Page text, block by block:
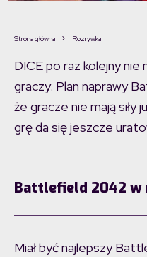
Strona główna Rozrywka
DICE po raz kolejny
graczy. Plan naprawy
że gracze nie mają siły
grę da się jeszcze
Battlefield 2042 w
Miał być najlepszy